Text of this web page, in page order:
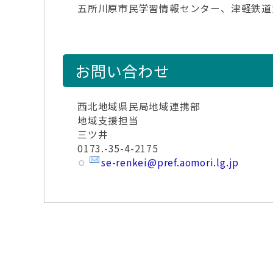
五所川原市民学習情報センター、津軽鉄
お問い合わせ
西北地域県民局地域連携部
地域支援担当
三ツ井
0173.-35-4-2175
se-renkei@pref.aomori.lg.jp